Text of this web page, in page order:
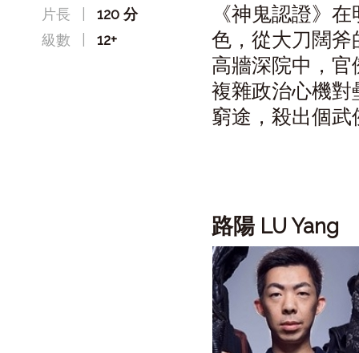
片長
120 分
級數
12+
《神鬼認證》
色，從大刀闊
高牆深院中，
複雜政治心機
窮途，殺出個
路陽 LU Yang